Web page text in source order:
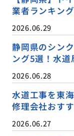
業者ランキン
2026.06.29
静岡県のシン
ング5選！水
2026.06.28
水道工事を東
修理会社おす
2026.06.27